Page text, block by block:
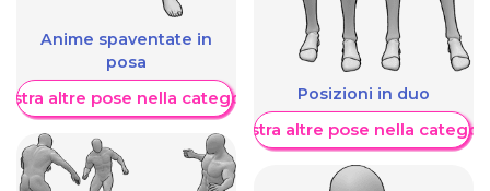
Anime spaventate in
posa
altre pose nella categoria Posizioni in duo
Mostra altre pose nella